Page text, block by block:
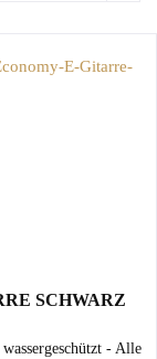
SCHWARZ
- Alle